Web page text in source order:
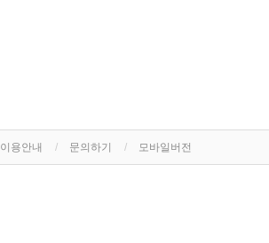
이용안내 문의하기 모바일버전